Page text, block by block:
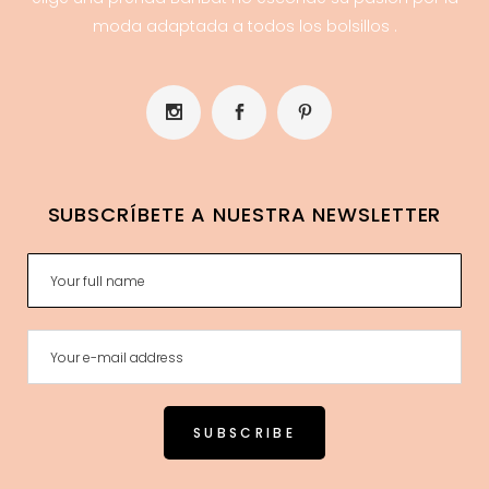
moda adaptada a todos los bolsillos .
SUBSCRÍBETE A NUESTRA NEWSLETTER